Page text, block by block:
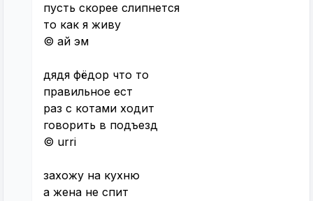
пусть скорее слипнется
то как я живу
© ай эм
дядя фёдор что то
правильное ест
раз с котами ходит
говорить в подъезд
© urri
захожу на кухню
а жена не спит